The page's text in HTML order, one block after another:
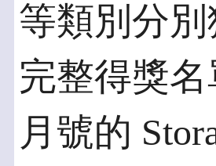
等類別分別
完整得獎
月號的